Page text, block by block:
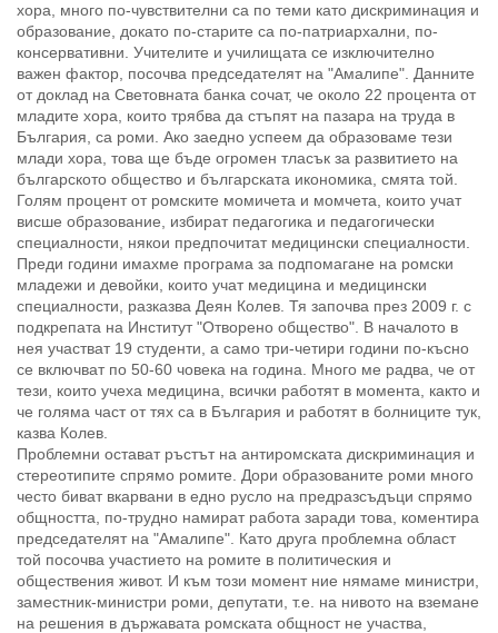
хора, много по-чувствителни са по теми като дискриминация и
образование, докато по-старите са по-патриархални, по-
консервативни. Учителите и училищата се изключително
важен фактор, посочва председателят на "Амалипе". Данните
от доклад на Световната банка сочат, че около 22 процента от
младите хора, които трябва да стъпят на пазара на труда в
България, са роми. Ако заедно успеем да образоваме тези
млади хора, това ще бъде огромен тласък за развитието на
българското общество и българската икономика, смята той.
Голям процент от ромските момичета и момчета, които учат
висше образование, избират педагогика и педагогически
специалности, някои предпочитат медицински специалности.
Преди години имахме програма за подпомагане на ромски
младежи и девойки, които учат медицина и медицински
специалности, разказва Деян Колев. Тя започва през 2009 г. с
подкрепата на Институт "Отворено общество". В началото в
нея участват 19 студенти, а само три-четири години по-късно
се включват по 50-60 човека на година. Много ме радва, че от
тези, които учеха медицина, всички работят в момента, както и
че голяма част от тях са в България и работят в болниците тук,
казва Колев.
Проблемни остават ръстът на антиромската дискриминация и
стереотипите спрямо ромите. Дори образованите роми много
често биват вкарвани в едно русло на предразсъдъци спрямо
общността, по-трудно намират работа заради това, коментира
председателят на "Амалипе". Като друга проблемна област
той посочва участието на ромите в политическия и
обществения живот. И към този момент ние нямаме министри,
заместник-министри роми, депутати, т.е. на нивото на вземане
на решения в държавата ромската общност не участва,